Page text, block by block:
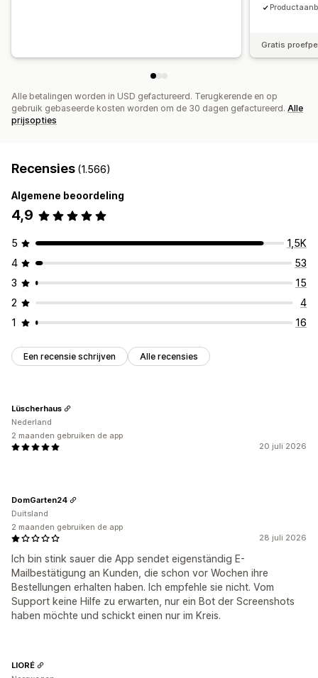
Gratis
Alle betalingen worden in USD gefactureerd. Terugkerende en op
gebruik gebaseerde kosten worden om de 30 dagen gefactureerd. Alle
prijsopties
Recensies (1.566)
Algemene beoordeling
4,9
5
1,5K
4
53
3
15
2
4
1
16
Een recensie schrijven Alle recensies
20 juli 2026
Lüscherhaus
Nederland
2 maanden gebruiken de app
28 juli 2026
Ich bin stink sauer die App sendet eigenständig E-
Mailbestätigung an Kunden, die schon vor Wochen ihre
Bestellungen erhalten haben. Ich empfehle sie nicht. Vom
Support keine Hilfe zu erwarten, nur ein Bot der Screenshots
haben möchte und schickt einen nur im Kreis.
DomGarten24
Duitsland
2 maanden gebruiken de app
LIORÉ